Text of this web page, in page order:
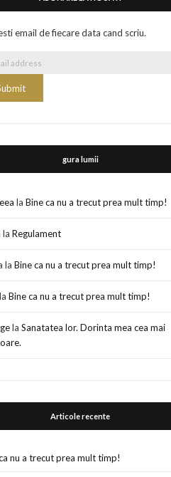
email de fiecare data cand scriu.
gura lumii
laBine ca nu a trecut prea mult timp!
laRegulament
laBine ca nu a trecut prea mult timp!
laBine ca nu a trecut prea mult timp!
laSanatatea lor. Dorinta mea cea mai
Articole recente
nu a trecut prea mult timp!